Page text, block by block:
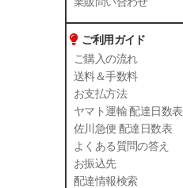
ご利用ガイド
ご購入の流れ
送料＆手数料
お支払方法
ヤマト運輸 配達日数表
佐川急便 配達日数表
よくある質問の答え
お振込先
配達情報検索